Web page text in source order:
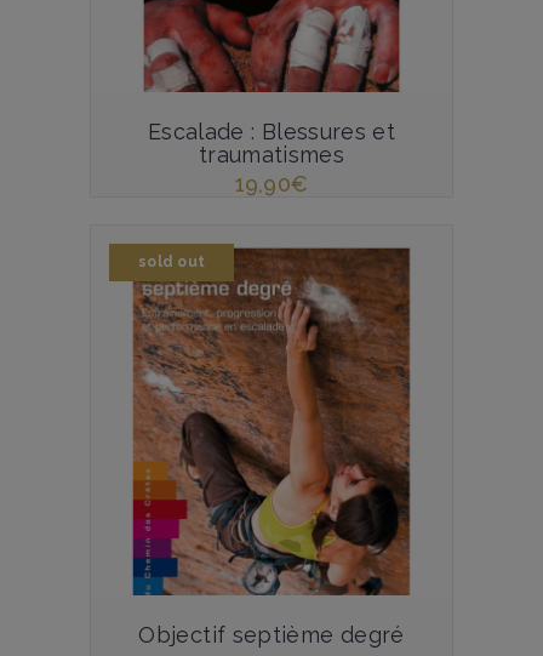
Escalade : Blessures et
traumatismes
19,90€
sold out
Objectif septième degré